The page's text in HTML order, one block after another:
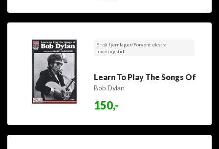
Er på fjernlager/Forvent ekstra
leveringstid
Learn To Play The Songs Of
Bob Dylan
150,-